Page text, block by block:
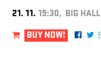
21. 11. 19:30, BIG HALL
BUY NOW!